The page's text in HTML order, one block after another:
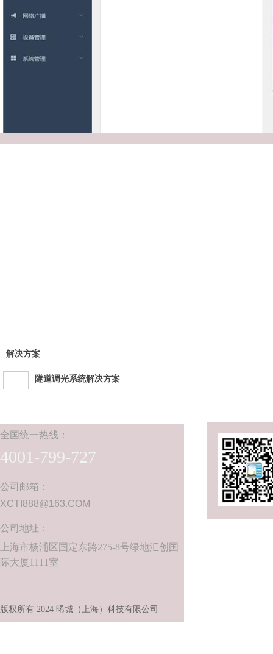
全国统一热线：
4001-799-727
公司邮箱：
XCTI888@163.COM
公司地址：
上海市杨浦区国定东路275-8号绿地汇创国
际大厦1111室
版权所有 2024 晞城（上海）科技有限公司
解决方案
隧道调光系统解决方案
Tunnel dimming system
River detection and operation
Smart electricity consumption
Smart light pole